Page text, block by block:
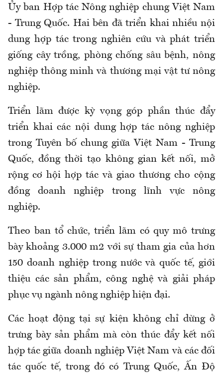
Ủy ban Hợp tác Nông nghiệp chung Việt Nam
- Trung Quốc. Hai bên đã triển khai nhiều nội
dung hợp tác trong nghiên cứu và phát triển
giống cây trồng, phòng chống sâu bệnh, nông
nghiệp thông minh và thương mại vật tư nông
nghiệp.
Triển lãm được kỳ vọng góp phần thúc đẩy
triển khai các nội dung hợp tác nông nghiệp
trong Tuyên bố chung giữa Việt Nam - Trung
Quốc, đồng thời tạo không gian kết nối, mở
rộng cơ hội hợp tác và giao thương cho cộng
đồng doanh nghiệp trong lĩnh vực nông
nghiệp.
Theo ban tổ chức, triển lãm có quy mô trưng
bày khoảng 3.000 m2 với sự tham gia của hơn
150 doanh nghiệp trong nước và quốc tế, giới
thiệu các sản phẩm, công nghệ và giải pháp
phục vụ ngành nông nghiệp hiện đại.
Các hoạt động tại sự kiện không chỉ dừng ở
trưng bày sản phẩm mà còn thúc đẩy kết nối
hợp tác giữa doanh nghiệp Việt Nam và các đối
tác quốc tế, trong đó có Trung Quốc, Ấn Độ